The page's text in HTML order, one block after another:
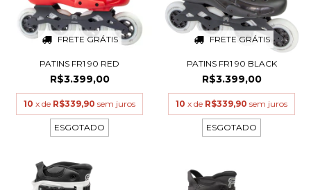
FRETE GRÁTIS
PATINS FR1 90 RED
R$3.399,00
10 x de R$339,90 sem juros
ESGOTADO
FRETE GRÁTIS
PATINS FR1 90 BLACK
R$3.399,00
10 x de R$339,90 sem juros
ESGOTADO